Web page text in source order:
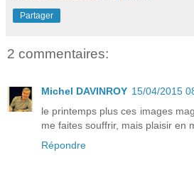
Partager
2 commentaires:
Michel DAVINROY 15/04/2015
le printemps plus ces images
me faites souffrir, mais plaisir en
Répondre